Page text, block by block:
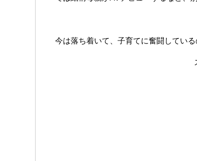
今は落ち着いて、子育てに奮闘している